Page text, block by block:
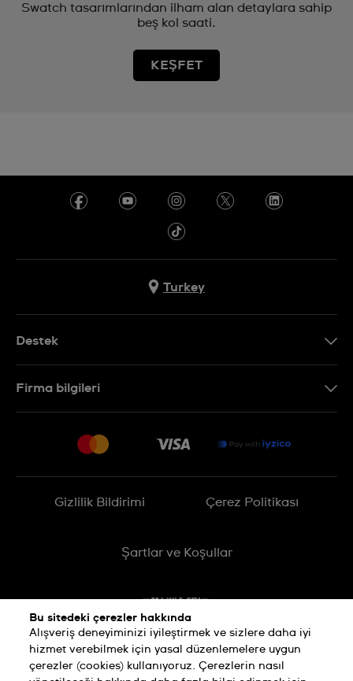
Swatch tasarımlarından ilham alan detaylara sahip
beş kol saati.
KEŞFET
Turkey
Destek
İade Politikası
Firma bilgileri
Gizlilik Bildirimi Çerez Politikası
Şartlar ve Koşullar
Bu sitedeki çerezler hakkında
Alışveriş deneyiminizi iyileştirmek ve sizlere daha iyi
hizmet verebilmek için yasal düzenlemelere uygun
çerezler (cookies) kullanıyoruz. Çerezlerin nasıl